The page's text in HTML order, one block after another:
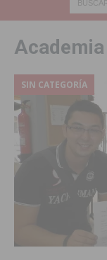
SIN CATEGORÍA